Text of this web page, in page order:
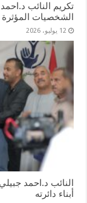
تكريم النائب
الشخصيات المؤثرة من
12 يوليو، 2026
أبناء دائرته